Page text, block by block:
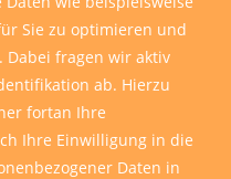
Sie zu optimieren und
Dabei fragen wir aktiv
ab. Hierzu
fortan Ihre
Ihre Einwilligung in die
Daten in